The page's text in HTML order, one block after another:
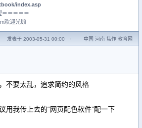
index.asp
＝＝＝＝＝
欢迎光顾
发表于 2003-05-31 00:00 · 中国 河南 焦作 教育网
不要太乱，追求简约的风格
用我传上去的“网页配色软件”配一下